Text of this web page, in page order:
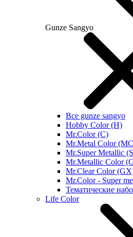
Gunze Sangyo
Все gunze sangyo
Hobby Color (H)
Mr.Color (C)
Mr.Metal Color
Mr.Super Metallic
Mr.Metallic Color
Mr.Clear Color
Mr.Color - Super
Тематические
Life Color